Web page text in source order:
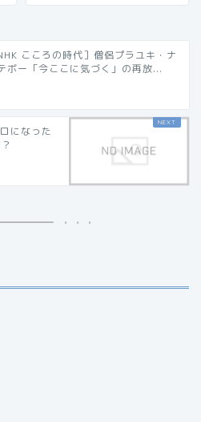
こころの時代］僧侶プラユキ・ナ
ボー「今ここに気づく」の再放...
になった